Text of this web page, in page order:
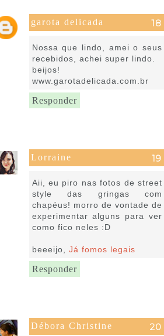
garota delicada
Nossa que lindo, amei o seus
recebidos, achei super lindo.
beijos!
www.garotadelicada.com.br
Responder
Lorraine
Aii, eu piro nas fotos de street
style das gringas com
chapéus! morro de vontade de
experimentar alguns para ver
como fico neles :D
beeeijo, Já fomos legais
Responder
Débora Christine